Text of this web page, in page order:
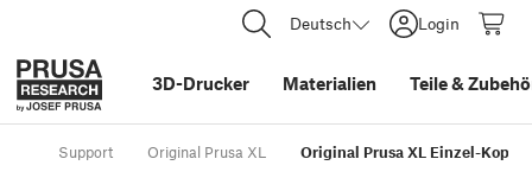
Deutsch Login
3D-Drucker Materialien Teile&
Support Original Prusa XL Original Prusa XL Einzel-Kopf